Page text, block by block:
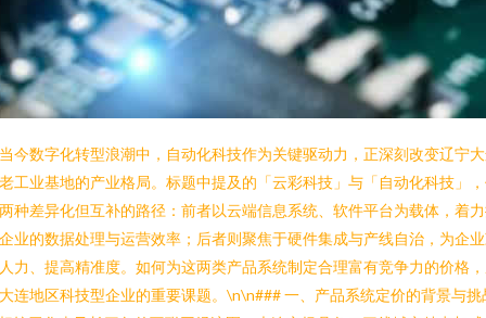
今数字化转型浪潮中，自动化科技作为关键驱动力，正深刻改变辽宁
工业基地的产业格局。标题中提及的「云彩科技」与「自动化科技」
种差异化但互补的路径：前者以云端信息系统、软件平台为载体，着
业的数据处理与运营效率；后者则聚焦于硬件集成与产线自治，为企
力、提高精准度。如何为这两类产品系统制定合理富有竞争力的价格
连地区科技型企业的重要课题。\n\n### 一、产品系统定价的背景与挑